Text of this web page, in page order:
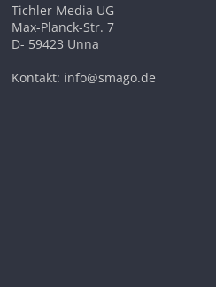
Tichler Media UG
Max-Planck-Str. 7
D- 59423 Unna
Kontakt: info@smago.de